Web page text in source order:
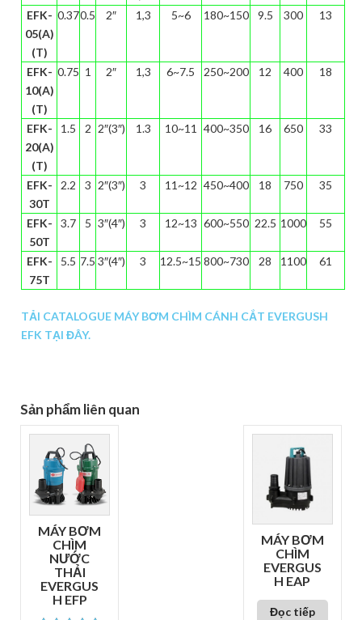
EFK-
05(A)
(T)
0.370.5 2″ 1,3 5~6 180~150 9.5 300 13
EFK-
10(A)
(T)
0.75 1 2″ 1,3 6~7.5 250~200 12 400 18
EFK-
20(A)
(T)
1.5 2 2″(3″) 1.3 10~11 400~350 16 650 33
EFK-
30T
2.2 3 2″(3″) 3 11~12 450~400 18 750 35
EFK-
50T
3.7 5 3″(4″) 3 12~13 600~550 22.5 1000 55
EFK-
75T
5.5 7.5 3″(4″) 3 12.5~15 800~730 28 1100 61
TẢI CATALOGUE MÁY BƠM CHÌM CÁNH CẮT EVERGUSH
EFK TẠI ĐÂY.
Sản phẩm liên quan
MÁY BƠM
CHÌM
NƯỚC
THẢI
EVERGUS
H EFP
MÁY BƠM
CHÌM
EVERGUS
H EAP
Đọc tiếp